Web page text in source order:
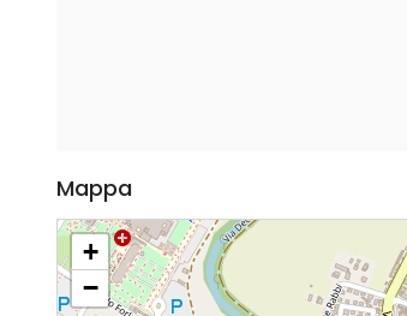
Mappa
+
−